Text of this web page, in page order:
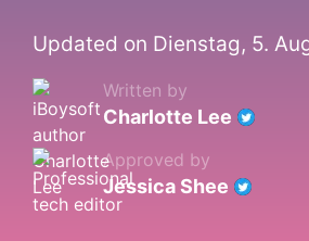
Updated on Dienstag, 5.
Written by
Charlotte Lee
Approved by
Jessica Shee